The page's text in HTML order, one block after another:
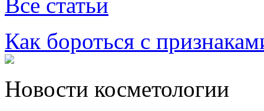
Как бороться с
Новости косметологии